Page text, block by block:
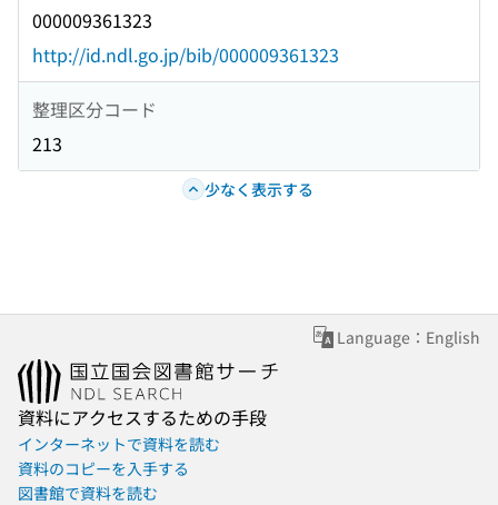
000009361323
http://id.ndl.go.jp/bib/000009361323
整理区分コード
213
少なく表示する
Language：English
資料にアクセスするための手段
インターネットで資料を読む
資料のコピーを入手する
図書館で資料を読む